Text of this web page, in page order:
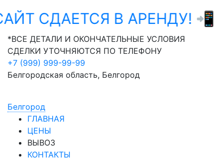
СДАЕТСЯ В АРЕНДУ! 📲
*ВСЕ ДЕТАЛИ И ОКОНЧАТЕЛЬНЫЕ УСЛОВИЯ
СДЕЛКИ УТОЧНЯЮТСЯ ПО ТЕЛЕФОНУ
+7 (999) 999-99-99
Белгородская область, Белгород
Белгород
ГЛАВНАЯ
ЦЕНЫ
ВЫВОЗ
КОНТАКТЫ